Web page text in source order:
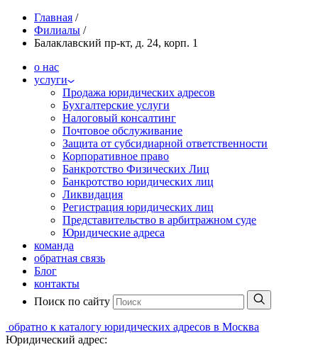
Главная /
Филиалы /
Балаклавский пр-кт, д. 24, корп. 1
о нас
услуги
Продажа юридических адресов
Бухгалтерские услуги
Налоговый консалтинг
Почтовое обслуживание
Защита от субсидиарной ответственности
Корпоративное право
Банкротство Физических Лиц
Банкротство юридических лиц
Ликвидация
Регистрация юридических лиц
Представительство в арбитражном суде
Юридические адреса
команда
обратная связь
Блог
контакты
Поиск по сайту
обратно к каталогу юридических адресов в Москва
Юридический адрес: